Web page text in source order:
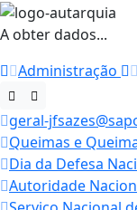
A obter dados...
Administração
geral-
Queimas e
Dia da Defesa
Autoridade